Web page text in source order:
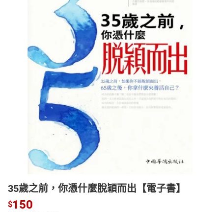
3C家電 運動休閒
女裝 男裝 化妝保養 情趣用品
日本購物 電子/紙本書
HOT
35歲之前，你憑什麼脫穎而出【電子書】
$150